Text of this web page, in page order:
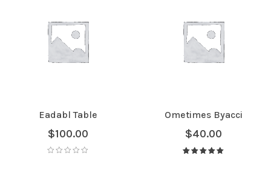
Eadabl Table
$100.00
Ometimes Byacci
$40.00